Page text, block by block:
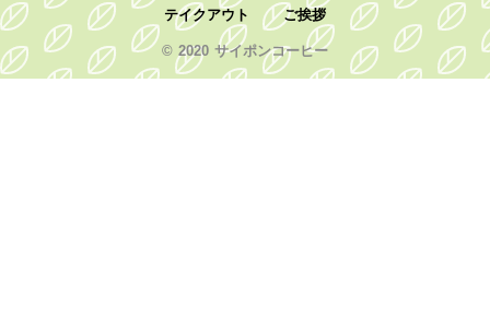
テイクアウト ご挨拶
© 2020 サイポンコーヒー